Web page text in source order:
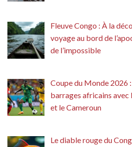
Fleuve Congo : À la
voyage au bord de
de l’impossible
Coupe du Monde 2026
barrages africains avec
et le Cameroun
Le diable rouge du